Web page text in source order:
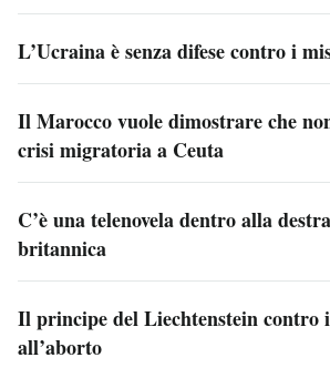
L’Ucraina è senza difese contro i
Il Marocco vuole dimostrare che
crisi migratoria a Ceuta
C’è una telenovela dentro alla
britannica
Il principe del Liechtenstein
all’aborto